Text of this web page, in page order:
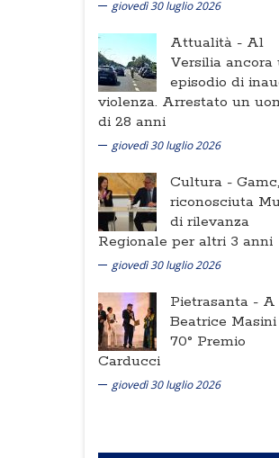
giovedì 30 luglio 2026
Attualità - Al
Versilia ancora
episodio di
violenza. Arrestato un
di 28 anni
giovedì 30 luglio 2026
Cultura - Gamc,
riconosciuta
di rilevanza
Regionale per altri 3 anni
giovedì 30 luglio 2026
Pietrasanta - A
Beatrice
70° Premio
Carducci
giovedì 30 luglio 2026